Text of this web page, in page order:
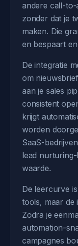
andere call-to-
zonder dat je
maken. Die
en bespaart
De integratie
om
aan je sales
consistent
krijgt
worden
SaaS-
lead
waarde.
De leercurve
tools, maar de
Zodra je
automation-
campagnes